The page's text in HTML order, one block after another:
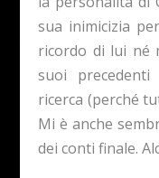
sua inimicizia
ricordo di lui né
suoi
ricerca (perché
Mi è anche
dei conti finale.